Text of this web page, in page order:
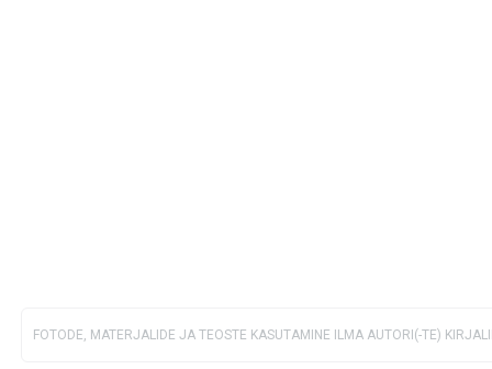
FOTODE, MATERJALIDE JA TEOSTE KASUTAMINE ILMA AUTORI(-TE)